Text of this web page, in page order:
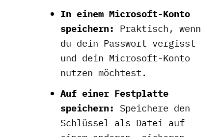
In einem Microsoft-Konto
speichern: Praktisch, wenn
du dein Passwort vergisst
und dein Microsoft-Konto
nutzen möchtest.
Auf einer Festplatte
speichern: Speichere den
Schlüssel als Datei auf